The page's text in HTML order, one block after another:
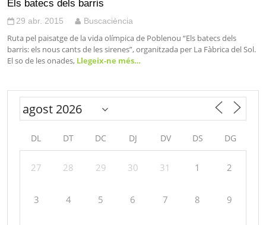
Els batecs dels barris
29 abr. 2015 Buscaciència
Ruta pel paisatge de la vida olímpica de Poblenou “Els batecs dels
barris: els nous cants de les sirenes”, organitzada per La Fàbrica del Sol.
El so de les onades, Llegeix-ne més…
DL DT DC DJ DV DS DG
27 28 29 30 31 1 2
3 4 5 6 7 8 9